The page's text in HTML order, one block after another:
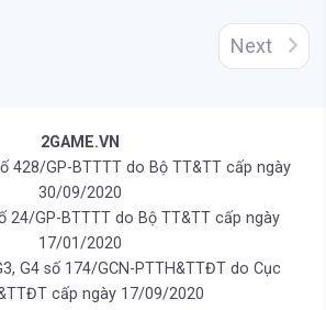
Next
2GAME.VN
428/GP-BTTTT do Bộ TT&TT cấp ngày
30/09/2020
24/GP-BTTTT do Bộ TT&TT cấp ngày
17/01/2020
G4 số 174/GCN-PTTH&TTĐT do Cục
cấp ngày 17/09/2020